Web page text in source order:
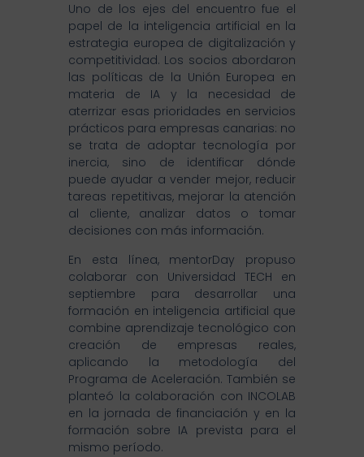
Uno de los ejes del encuentro fue el
papel de la inteligencia artificial en la
estrategia europea de digitalización y
competitividad. Los socios abordaron
las políticas de la Unión Europea en
materia de IA y la necesidad de
aterrizar esas prioridades en servicios
prácticos para empresas canarias: no
se trata de adoptar tecnología por
inercia, sino de identificar dónde
puede ayudar a vender mejor, reducir
tareas repetitivas, mejorar la atención
al cliente, analizar datos o tomar
decisiones con más información.
En esta línea, mentorDay propuso
colaborar con Universidad TECH en
septiembre para desarrollar una
formación en inteligencia artificial que
combine aprendizaje tecnológico con
creación de empresas reales,
aplicando la metodología del
Programa de Aceleración. También se
planteó la colaboración con INCOLAB
en la jornada de financiación y en la
formación sobre IA prevista para el
mismo período.